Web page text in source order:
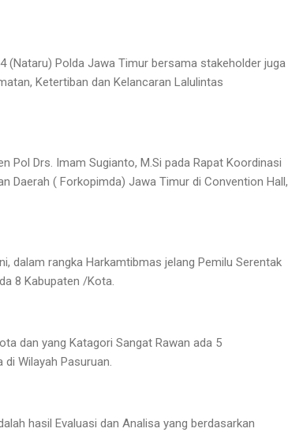
(Nataru) Polda Jawa Timur bersama stakeholder juga
Ketertiban dan Kelancaran Lalulintas
Pol Drs. Imam Sugianto, M.Si pada Rapat Koordinasi
Daerah ( Forkopimda) Jawa Timur di Convention Hall,
dalam rangka Harkamtibmas jelang Pemilu Serentak
8 Kabupaten /Kota.
dan yang Katagori Sangat Rawan ada 5
Wilayah Pasuruan.
hasil Evaluasi dan Analisa yang berdasarkan